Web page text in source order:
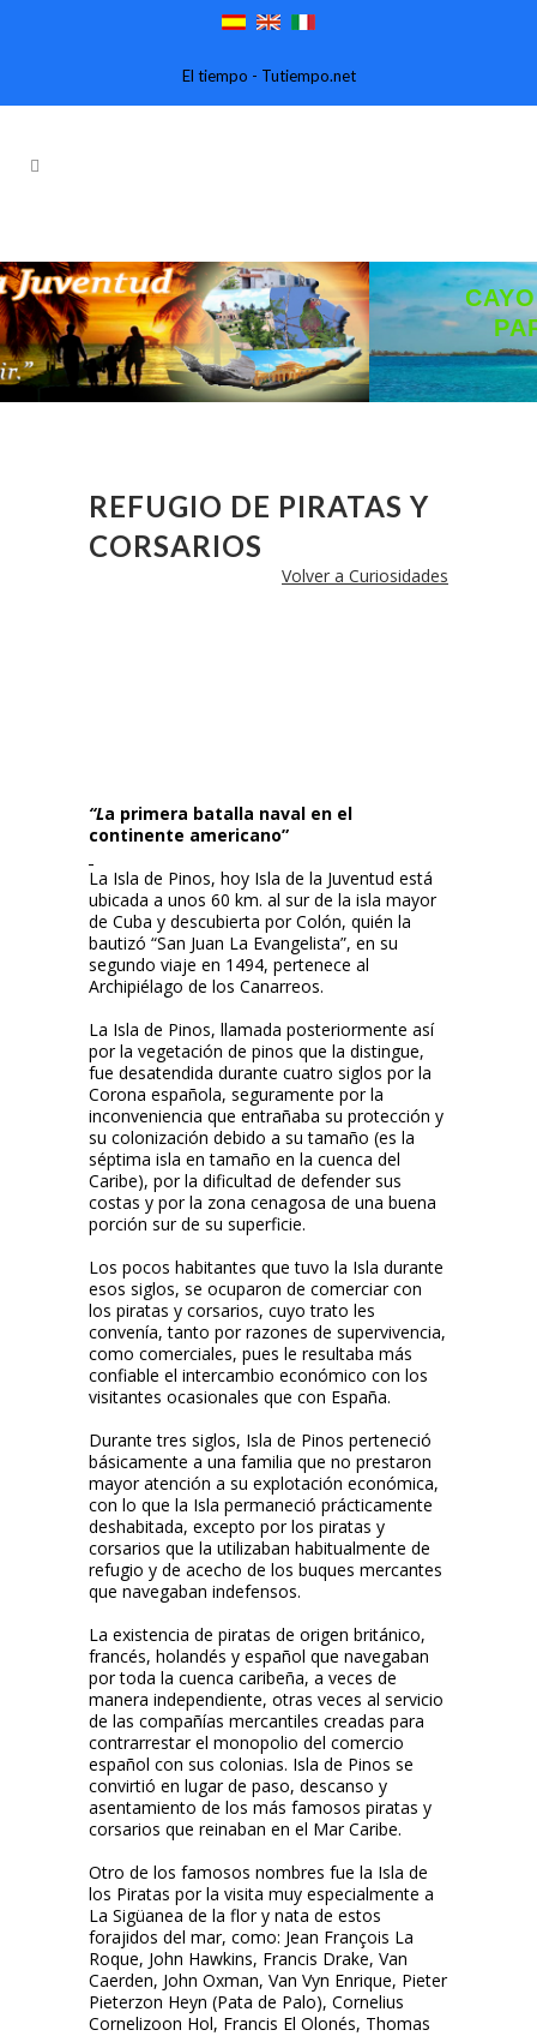
El tiempo - Tutiempo.net
CAYO LARGO DEL SUR.
PARAÍSO DEL
Reserve con un click.
REFUGIO DE PIRATAS Y
CORSARIOS
Volver a Curiosidades
“La primera batalla naval en el
continente americano”
La Isla de Pinos, hoy Isla de la Juventud está
ubicada a unos 60 km. al sur de la isla mayor
de Cuba y descubierta por Colón, quién la
bautizó “San Juan La Evangelista”, en su
segundo viaje en 1494, pertenece al
Archipiélago de los Canarreos.
La Isla de Pinos, llamada posteriormente así
por la vegetación de pinos que la distingue,
fue desatendida durante cuatro siglos por la
Corona española, seguramente por la
inconveniencia que entrañaba su protección y
su colonización debido a su tamaño (es la
séptima isla en tamaño en la cuenca del
Caribe), por la dificultad de defender sus
costas y por la zona cenagosa de una buena
porción sur de su superficie.
Los pocos habitantes que tuvo la Isla durante
esos siglos, se ocuparon de comerciar con
los piratas y corsarios, cuyo trato les
convenía, tanto por razones de supervivencia,
como comerciales, pues le resultaba más
confiable el intercambio económico con los
visitantes ocasionales que con España.
Durante tres siglos, Isla de Pinos perteneció
básicamente a una familia que no prestaron
mayor atención a su explotación económica,
con lo que la Isla permaneció prácticamente
deshabitada, excepto por los piratas y
corsarios que la utilizaban habitualmente de
refugio y de acecho de los buques mercantes
que navegaban indefensos.
La existencia de piratas de origen británico,
francés, holandés y español que navegaban
por toda la cuenca caribeña, a veces de
manera independiente, otras veces al servicio
de las compañías mercantiles creadas para
contrarrestar el monopolio del comercio
español con sus colonias. Isla de Pinos se
convirtió en lugar de paso, descanso y
asentamiento de los más famosos piratas y
corsarios que reinaban en el Mar Caribe.
Otro de los famosos nombres fue la Isla de
los Piratas por la visita muy especialmente a
La Sigüanea de la flor y nata de estos
forajidos del mar, como: Jean François La
Roque, John Hawkins, Francis Drake, Van
Caerden, John Oxman, Van Vyn Enrique, Pieter
Pieterzon Heyn (Pata de Palo), Cornelius
Cornelizoon Hol, Francis El Olonés, Thomas